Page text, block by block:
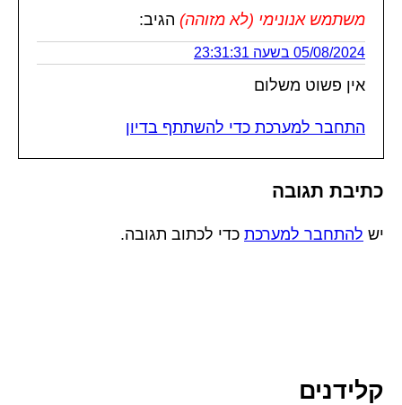
משתמש אנונימי (לא מזוהה) הגיב:
05/08/2024 בשעה 23:31:31
אין פשוט משלום
התחבר למערכת כדי להשתתף בדיון
כתיבת תגובה
יש להתחבר למערכת כדי לכתוב תגובה.
קלידנים